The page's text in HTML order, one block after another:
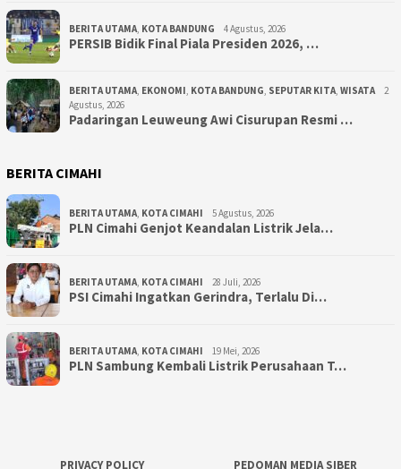
BERITA UTAMA, KOTA BANDUNG 4 Agustus, 2026
PERSIB Bidik Final Piala Presiden 2026, …
BERITA UTAMA, EKONOMI, KOTA BANDUNG, SEPUTAR KITA, WISATA
2
Agustus, 2026
Padaringan Leuweung Awi Cisurupan Resmi …
BERITA CIMAHI
BERITA UTAMA, KOTA CIMAHI 5 Agustus, 2026
PLN Cimahi Genjot Keandalan Listrik Jela…
BERITA UTAMA, KOTA CIMAHI 28 Juli, 2026
PSI Cimahi Ingatkan Gerindra, Terlalu Di…
BERITA UTAMA, KOTA CIMAHI 19 Mei, 2026
PLN Sambung Kembali Listrik Perusahaan T…
PRIVACY POLICY PEDOMAN MEDIA SIBER